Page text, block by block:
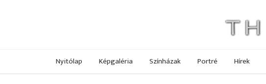
Nyitólap Képgaléria Színházak Portré Hírek